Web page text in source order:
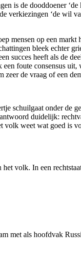
is de dooddoener
verkiezingen ‘de wil
mensen op een
bleek
succes heeft als de
foute consensus
de vraag of een
schuilgaat onder
duidelijk:
volk weet wat goed is
volk. In een
met als hoofdvak